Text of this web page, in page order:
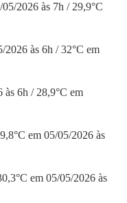
2026 às 7h / 29,9°C
2026 às 6h / 32°C em
às 6h / 28,9°C em
em 05/05/2026 às
em 05/05/2026 às